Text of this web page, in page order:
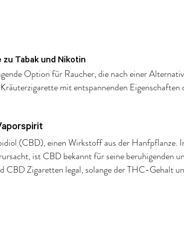
Tabak und Nikotin
Option für Raucher, die nach einer
mit entspannenden Eigenschaften
(CBD), einen Wirkstoff aus der Hanfpflanze.
ist CBD bekannt für seine beruhigenden
CBD Zigaretten legal, solange der THC-Gehalt